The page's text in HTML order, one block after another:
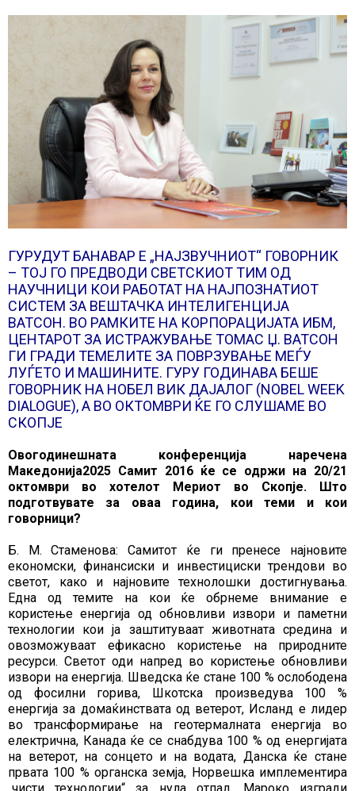
ГУРУДУТ БАНАВАР Е „НАЈЗВУЧНИОТ“ ГОВОРНИК
– ТОЈ ГО ПРЕДВОДИ СВЕТСКИОТ ТИМ ОД
НАУЧНИЦИ КОИ РАБОТАТ НА НАЈПОЗНАТИОТ
СИСТЕМ ЗА ВЕШТАЧКА ИНТЕЛИГЕНЦИЈА
ВАТСОН. ВО РАМКИТЕ НА КОРПОРАЦИЈАТА ИБМ,
ЦЕНТАРОТ ЗА ИСТРАЖУВАЊЕ ТОМАС Џ. ВАТСОН
ГИ ГРАДИ ТЕМЕЛИТЕ ЗА ПОВРЗУВАЊЕ МЕЃУ
ЛУЃЕТО И МАШИНИТЕ. ГУРУ ГОДИНАВА БЕШЕ
ГОВОРНИК НА НОБЕЛ ВИК ДАЈАЛОГ (NOBEL WEEK
DIALOGUE), А ВО ОКТОМВРИ ЌЕ ГО СЛУШАМЕ ВО
СКОПЈЕ
Овогодинешната конференција наречена
Македонија2025 Самит 2016 ќе се одржи на 20/21
октомври во хотелот Мериот во Скопје. Што
подготвувате за оваа година, кои теми и кои
говорници?
Б. М. Стаменова: Самитот ќе ги пренесе најновите
економски, финансиски и инвестициски трендови во
светот, како и најновите технолошки достигнувања.
Една од темите на кои ќе обрнеме внимание е
користење енергија од обновливи извори и паметни
технологии кои ја заштитуваат животната средина и
овозможуваат ефикасно користење на природните
ресурси. Светот оди напред во користење обновливи
извори на енергија. Шведска ќе стане 100 % ослободена
од фосилни горива, Шкотска произведува 100 %
енергија за домаќинствата од ветерот, Исланд е лидер
во трансформирање на геотермалната енергија во
електрична, Канада ќе се снабдува 100 % од енергијата
на ветерот, на сонцето и на водата, Данска ќе стане
првата 100 % органска земја, Норвешка имплементира